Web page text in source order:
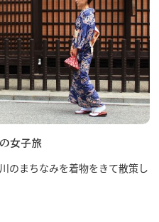
女子旅
のまちなみを着物をきて散策し